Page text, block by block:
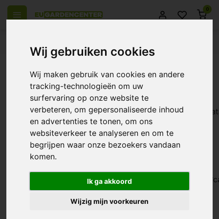
Wij gebruiken cookies
Wij maken gebruik van cookies en andere
tracking-technologieën om uw
surfervaring op onze website te
verbeteren, om gepersonaliseerde inhoud
en advertenties te tonen, om ons
websiteverkeer te analyseren en om te
begrijpen waar onze bezoekers vandaan
komen.
Ik ga akkoord
Wijzig mijn voorkeuren
0
Tags
1 component16mm1pot1Pot
6mm9mma&bAarde AptusAquakingarmatuurAta
b'cuzzautopotBAC basic nutritionbasis
voedingbasisvoedingB`cuzzBio-GreenBio
NovaBioGreen
bloeistimulatorbloombodemverbeteraar booster
CocococoscontrollerDrFertigodutch
enzymen EPSF-